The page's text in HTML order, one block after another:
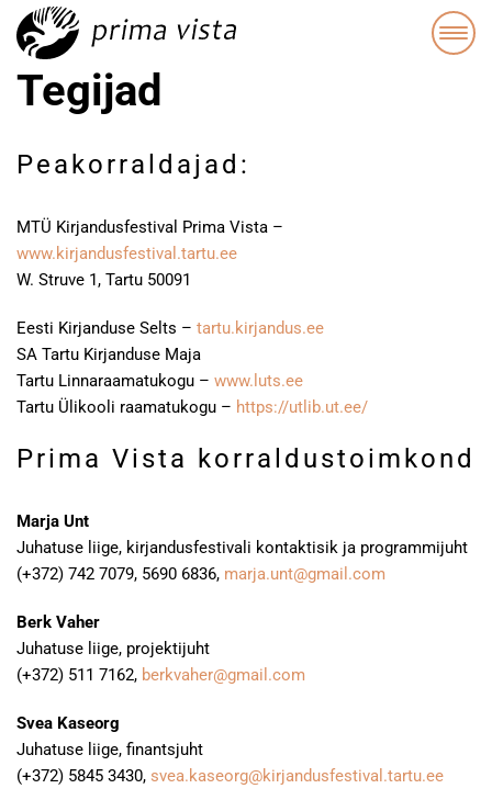
Tegijad
Peakorraldajad:
MTÜ Kirjandusfestival Prima Vista –
www.kirjandusfestival.tartu.ee
W. Struve 1, Tartu 50091
Eesti Kirjanduse Selts – tartu.kirjandus.ee
SA Tartu Kirjanduse Maja
Tartu Linnaraamatukogu – www.luts.ee
Tartu Ülikooli raamatukogu – https://utlib.ut.ee/
Prima Vista korraldustoimkond
Marja Unt
Juhatuse liige, kirjandusfestivali kontaktisik ja programmijuht
(+372) 742 7079, 5690 6836, marja.unt@gmail.com
Berk Vaher
Juhatuse liige, projektijuht
(+372) 511 7162, berkvaher@gmail.com
Svea Kaseorg
Juhatuse liige, finantsjuht
(+372) 5845 3430, svea.kaseorg@kirjandusfestival.tartu.ee